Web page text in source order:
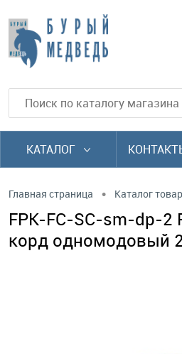
КАТАЛОГ
Главная страница • Каталог
FPK-FC-SC-sm-dp-2
корд одномодовый